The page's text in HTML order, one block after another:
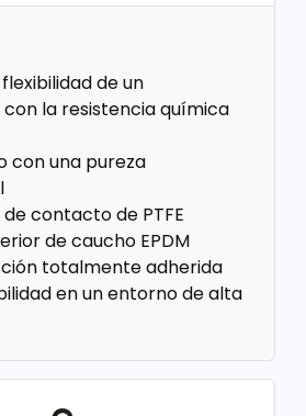
de un
la resistencia química
con una pureza
contacto de PTFE
de caucho EPDM
totalmente adherida
en un entorno de alta